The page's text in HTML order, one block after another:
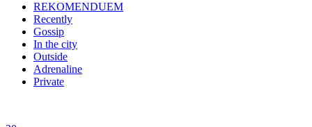
REKOMENDUEM
Recently
Gossip
In the city
Outside
Adrenaline
Private